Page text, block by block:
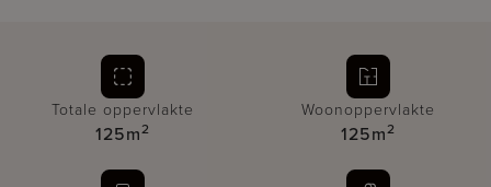
Totale oppervlakte
125m2
Woonoppervlakte
125m2